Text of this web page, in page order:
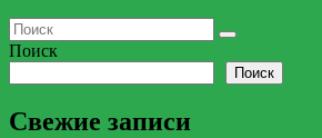
Поиск
Поиск
Свежие записи